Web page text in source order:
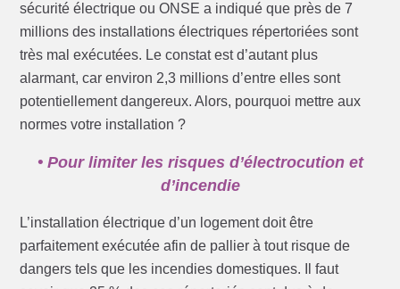
sécurité électrique ou ONSE a indiqué que près de 7
millions des installations électriques répertoriées sont
très mal exécutées. Le constat est d’autant plus
alarmant, car environ 2,3 millions d’entre elles sont
potentiellement dangereux. Alors, pourquoi mettre aux
normes votre installation ?
• Pour limiter les risques d’électrocution et
d’incendie
L’installation électrique d’un logement doit être
parfaitement exécutée afin de pallier à tout risque de
dangers tels que les incendies domestiques. Il faut